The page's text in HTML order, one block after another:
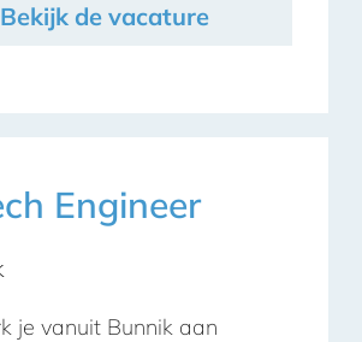
Bekijk de vacature
Engineer
je vanuit Bunnik aan